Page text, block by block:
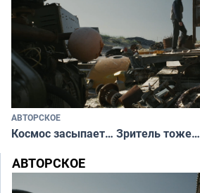
АВТОРСКОЕ
Космос засыпает… Зритель тоже…
АВТОРСКОЕ